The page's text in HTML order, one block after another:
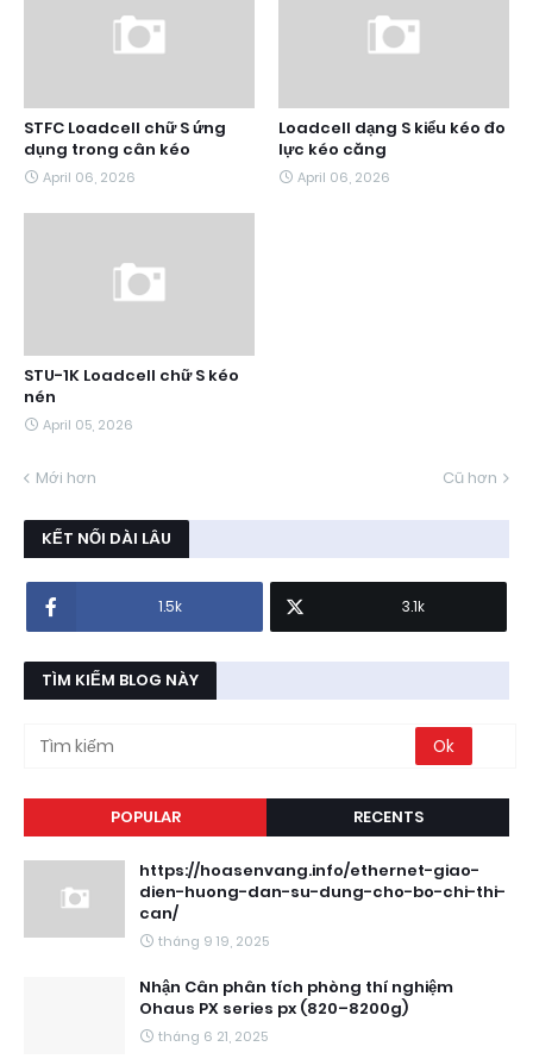
STFC Loadcell chữ S ứng
dụng trong cân kéo
April 06, 2026
Loadcell dạng S kiểu kéo đo
lực kéo căng
April 06, 2026
STU-1K Loadcell chữ S kéo
nén
April 05, 2026
Mới hơn Cũ hơn
KẾT NỐI DÀI LÂU
1.5k 3.1k
TÌM KIẾM BLOG NÀY
POPULAR RECENTS
https://hoasenvang.info/ethernet-giao-
dien-huong-dan-su-dung-cho-bo-chi-thi-
can/
tháng 9 19, 2025
Nhận Cân phân tích phòng thí nghiệm
Ohaus PX series px (820–8200g)
tháng 6 21, 2025